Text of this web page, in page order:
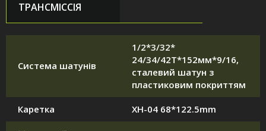
ТРАНСМІССІЯ
Система шатунів
1/2*3/32*
24/34/42T*152мм*9/16,
сталевий шатун з
пластиковим покриттям
Каретка XH-04 68*122.5mm